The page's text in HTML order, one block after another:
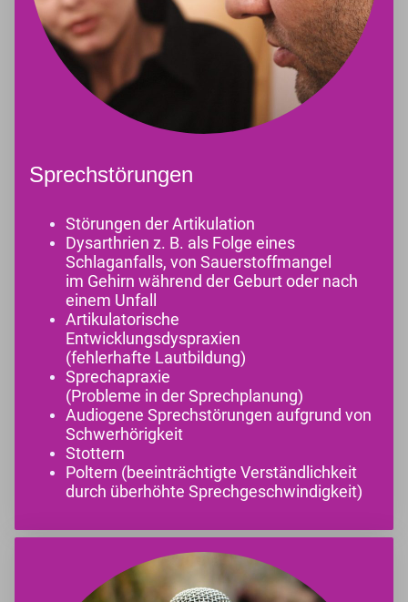
Sprechstörungen
Störungen der Artikulation
Dysarthrien z. B. als Folge eines
Schlaganfalls, von Sauerstoffmangel
im Gehirn während der Geburt oder nach
einem Unfall
Artikulatorische
Entwicklungsdyspraxien
(fehlerhafte Lautbildung)
Sprechapraxie
(Probleme in der Sprechplanung)
Audiogene Sprechstörungen aufgrund von
Schwerhörigkeit
Stottern
Poltern (beeinträchtigte Verständlichkeit
durch überhöhte Sprechgeschwindigkeit)